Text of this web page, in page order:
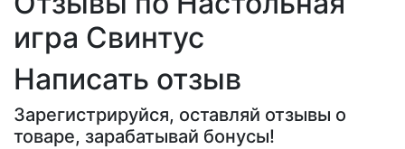
игра Свинтус
Написать отзыв
Зарегистрируйся, оставляй отзывы о
товаре, зарабатывай бонусы!